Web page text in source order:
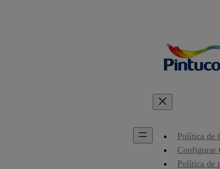
Política de
Configurar
Política de